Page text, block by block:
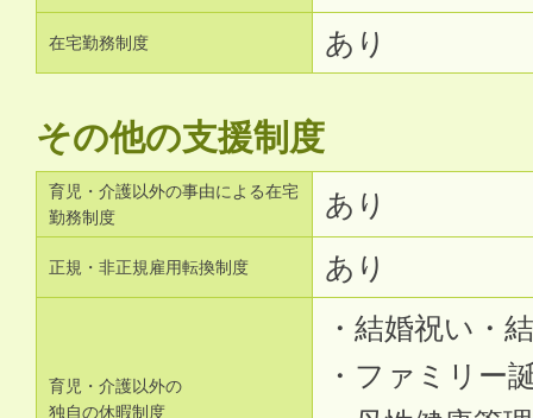
在宅勤務制度 あり
その他の支援制度
育児・介護以外の事由による在宅
勤務制度
あり
正規・非正規雇用転換制度 あり
育児・介護以外の
独自の休暇制度
・結婚祝い・
・ファミリー